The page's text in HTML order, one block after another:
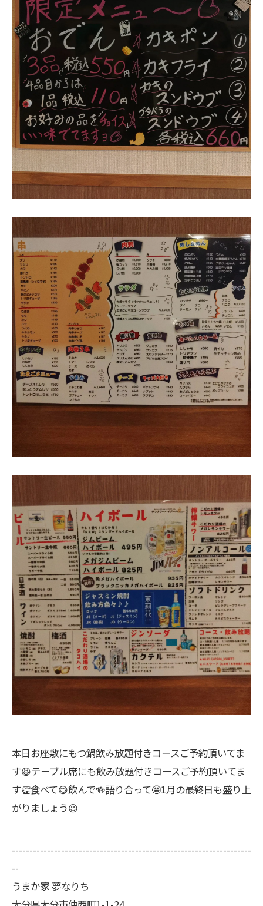
本日お座敷にもつ鍋飲み放題付きコースご予約頂いてま
す😆テーブル席にも飲み放題付きコースご予約頂いてま
す👏食べて😋飲んで🍻語り合って🤩1月の最終日も盛り上
がりましょう😉
--------------------------------------------------------------------
--
うまか家 夢なりち